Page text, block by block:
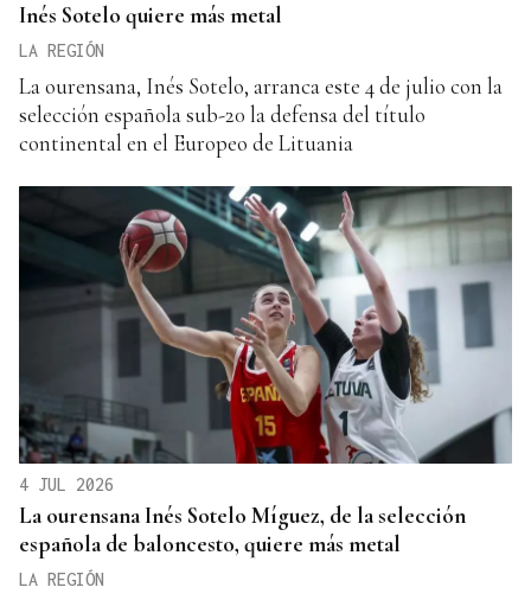
Inés Sotelo quiere más metal
LA REGIÓN
La ourensana, Inés Sotelo, arranca este 4 de julio con la
selección española sub-20 la defensa del título
continental en el Europeo de Lituania
4 JUL 2026
La ourensana Inés Sotelo Míguez, de la selección
española de baloncesto, quiere más metal
LA REGIÓN